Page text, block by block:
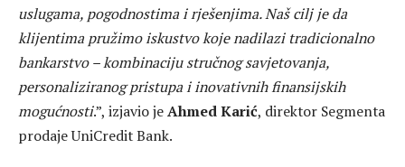
uslugama, pogodnostima i rješenjima. Naš cilj je da
klijentima pružimo iskustvo koje nadilazi tradicionalno
bankarstvo – kombinaciju stručnog savjetovanja,
personaliziranog pristupa i inovativnih finansijskih
mogućnosti.”, izjavio jeAhmed Karić, direktor Segmenta
prodaje UniCredit Bank.